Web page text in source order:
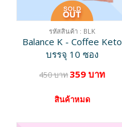
รหัสสินค้า : BLK
Balance K - Coffee Keto
บรรจุ 10 ซอง
450 บาท359 บาท
สินค้าหมด